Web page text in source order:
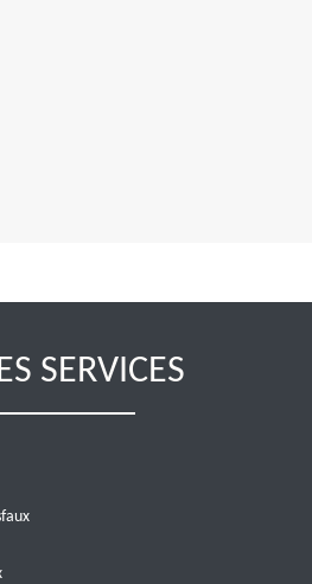
SERVICES